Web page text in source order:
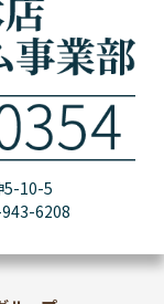
5-10-5
6208